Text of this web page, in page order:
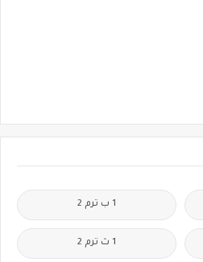
1 ب ترم 2
1 ث ترم 2